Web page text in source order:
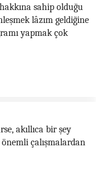
sahip olduğu
lâzım geldiğine
yapmak çok
akıllıca bir şey
çalışmalardan